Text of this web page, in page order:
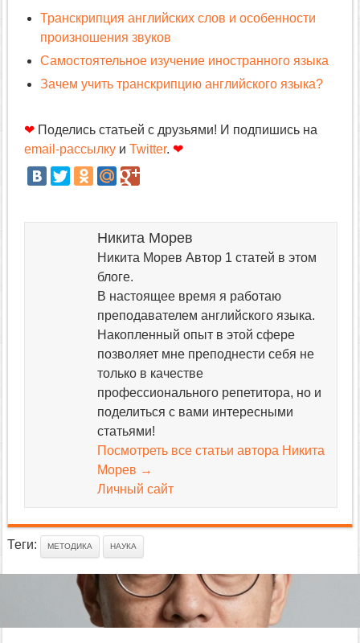
Транскрипция английских слов и особенности
произношения звуков
Самостоятельное изучение иностранного языка
Зачем учить транскрипцию английского языка?
❤ Поделись статьей с друзьями! И подпишись на
email-рассылку и Twitter. ❤
Никита Морев
Никита Морев Автор 1 статей в этом
блоге.
В настоящее время я работаю
преподавателем английского языка.
Накопленный опыт в этой сфере
позволяет мне преподнести себя не
только в качестве
профессионального репетитора, но и
поделиться с вами интересными
статьями!
Посмотреть все статьи автора Никита
Морев →
Личный сайт
Теги: МЕТОДИКА НАУКА